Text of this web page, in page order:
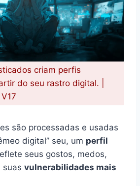
criam perfis
do seu rastro digital. |
são processadas e usadas
digital” seu, um perfil
seus gostos, medos,
suas vulnerabilidades mais